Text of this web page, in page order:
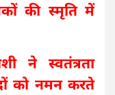
की स्मृति में
ने स्वतंत्रता
को नमन करते